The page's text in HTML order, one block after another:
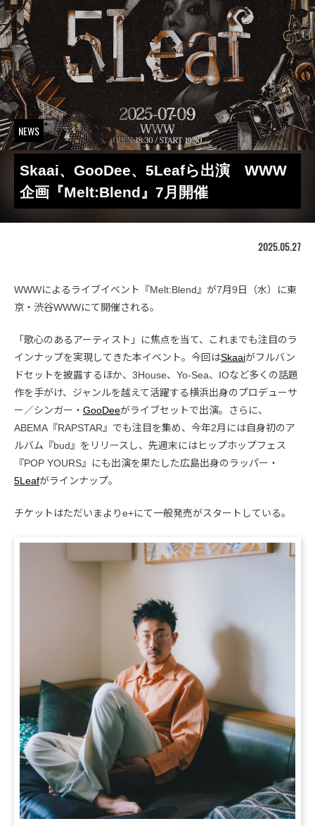
NEWS
Skaai、GooDee、5Leafら出演 WWW
企画『Melt:Blend』7月開催
2025.05.27
WWWによるライブイベント『Melt:Blend』が7月9日（水）に東
京・渋谷WWWにて開催される。
「歌心のあるアーティスト」に焦点を当て、これまでも注目のラ
インナップを実現してきた本イベント。今回はSkaaiがフルバン
ドセットを披露するほか、3House、Yo-Sea、IOなど多くの話題
作を手がけ、ジャンルを越えて活躍する横浜出身のプロデューサ
ー／シンガー・ GooDeeがライブセットで出演。さらに、
ABEMA『RAPSTAR』でも注目を集め、今年2月には自身初のア
ルバム『bud』をリリースし、先週末にはヒップホップフェス
『POP YOURS』にも出演を果たした広島出身のラッパー・
5Leafがラインナップ。
チケットはただいまよりe+にて一般発売がスタートしている。